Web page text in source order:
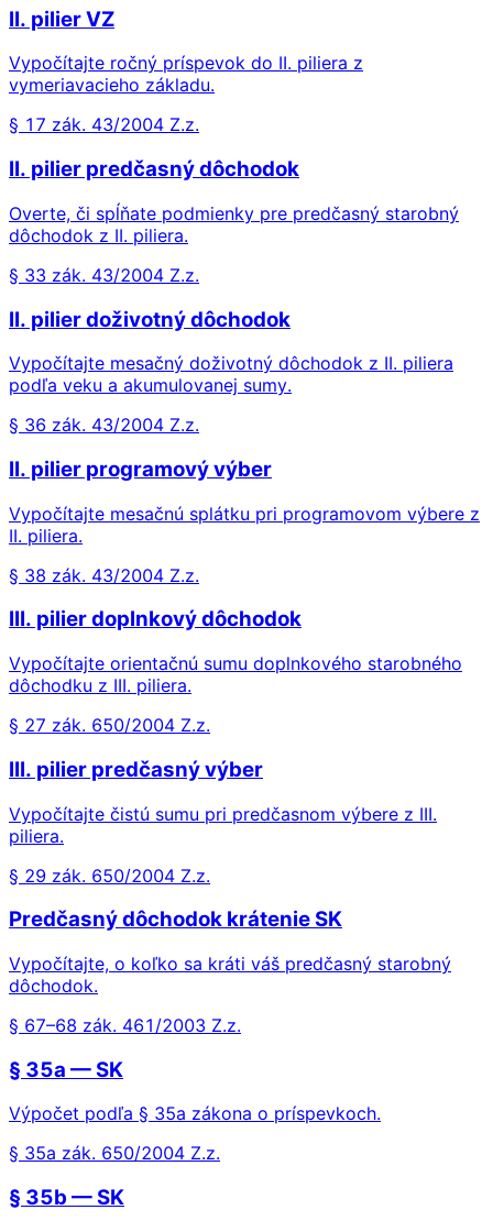
II. pilier VZ
Vypočítajte ročný príspevok do II. piliera z
vymeriavacieho základu.
§ 17 zák. 43/2004 Z.z.
II. pilier predčasný dôchodok
Overte, či spĺňate podmienky pre predčasný starobný
dôchodok z II. piliera.
§ 33 zák. 43/2004 Z.z.
II. pilier doživotný dôchodok
Vypočítajte mesačný doživotný dôchodok z II. piliera
podľa veku a akumulovanej sumy.
§ 36 zák. 43/2004 Z.z.
II. pilier programový výber
Vypočítajte mesačnú splátku pri programovom výbere z
II. piliera.
§ 38 zák. 43/2004 Z.z.
III. pilier doplnkový dôchodok
Vypočítajte orientačnú sumu doplnkového starobného
dôchodku z III. piliera.
§ 27 zák. 650/2004 Z.z.
III. pilier predčasný výber
Vypočítajte čistú sumu pri predčasnom výbere z III.
piliera.
§ 29 zák. 650/2004 Z.z.
Predčasný dôchodok krátenie SK
Vypočítajte, o koľko sa kráti váš predčasný starobný
dôchodok.
§ 67–68 zák. 461/2003 Z.z.
§ 35a — SK
Výpočet podľa § 35a zákona o príspevkoch.
§ 35a zák. 650/2004 Z.z.
§ 35b — SK